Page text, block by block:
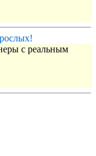
с реальным